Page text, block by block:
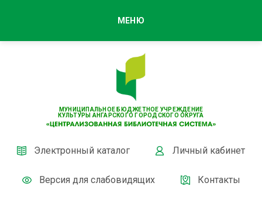
МУНИЦИПАЛЬНОЕ БЮДЖЕТНОЕ УЧРЕЖДЕНИЕ
КУЛЬТУРЫ АНГАРСКОГО ГОРОДСКОГО ОКРУГА
Электронный каталог Личный кабинет
Версия для слабовидящих Контакты
МЕНЮ